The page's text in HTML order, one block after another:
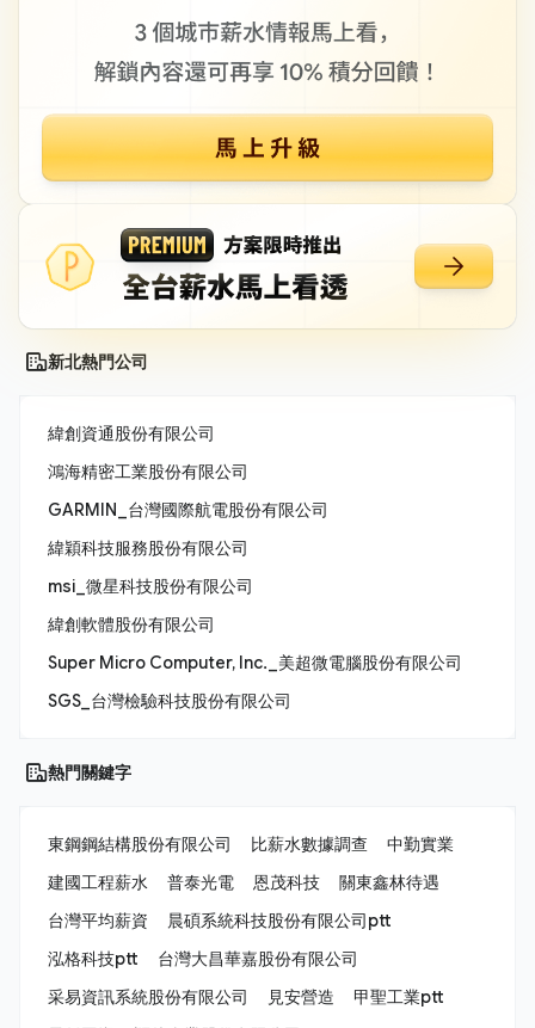
新北熱門公司
緯創資通股份有限公司
鴻海精密工業股份有限公司
GARMIN_台灣國際航電股份有限公司
緯穎科技服務股份有限公司
msi_微星科技股份有限公司
緯創軟體股份有限公司
Super Micro Computer, Inc._美超微電腦股份有限公司
SGS_台灣檢驗科技股份有限公司
熱門關鍵字
東鋼鋼結構股份有限公司 比薪水數據調查
中勤實業
建國工程薪水
普泰光電 恩茂科技
關東鑫林待遇
台灣平均薪資
晨碩系統科技股份有限公司ptt
泓格科技ptt
台灣大昌華嘉股份有限公司
采易資訊系統股份有限公司
見安營造
甲聖工業ptt